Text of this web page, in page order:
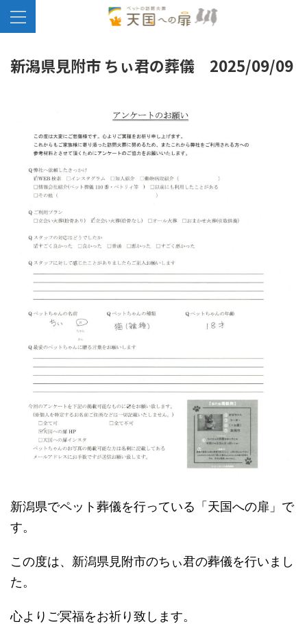
新潟県見附市 ちぃ君の葬儀 2025/09/09
新潟県でペット葬儀を行っている「天国への扉」で
す。
この度は、新潟県見附市のちぃ君の葬儀を行いまし
た。
心よりご冥福をお祈り致します。